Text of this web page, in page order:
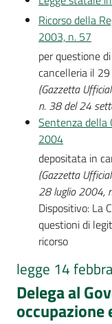
Ricorso della
2003, n. 57
per questione
cancelleria il
(Gazzetta
n. 38 del 24
Sentenza della
2004
depositata in
(Gazzetta
28 luglio 2004,
Dispositivo: La
questioni di
ricorso
legge 14
Delega al
occupazione